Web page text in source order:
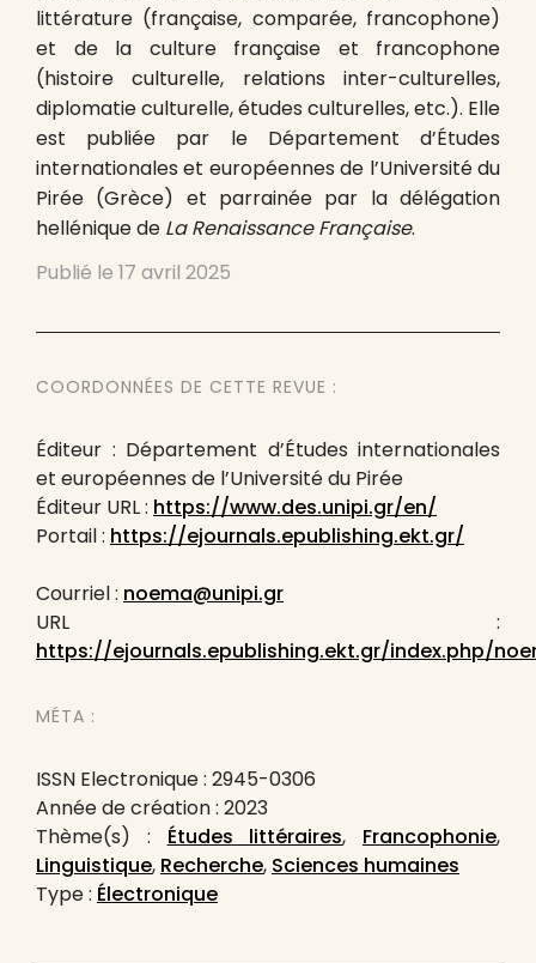
littérature (française, comparée, francophone)
et de la culture française et francophone
(histoire culturelle, relations inter-culturelles,
diplomatie culturelle, études culturelles, etc.). Elle
est publiée par le Département d’Études
internationales et européennes de l’Université du
Pirée (Grèce) et parrainée par la délégation
hellénique de La Renaissance Française.
Publié le 17 avril 2025
COORDONNÉES DE CETTE REVUE :
Éditeur : Département d’Études internationales
et européennes de l’Université du Pirée
Éditeur URL : https://www.des.unipi.gr/en/
Portail : https://ejournals.epublishing.ekt.gr/
Courriel : noema@unipi.gr
URL :
https://ejournals.epublishing.ekt.gr/index.php/
MÉTA :
ISSN Electronique : 2945-0306
Année de création : 2023
Thème(s) : Études littéraires, Francophonie,
Linguistique, Recherche, Sciences humaines
Type : Électronique